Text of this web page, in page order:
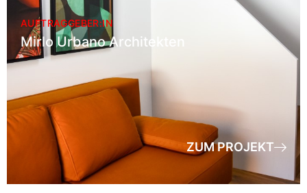
AUFTRAGGEBER:IN
Mirlo Urbano Architekten
ZUM PROJEKT